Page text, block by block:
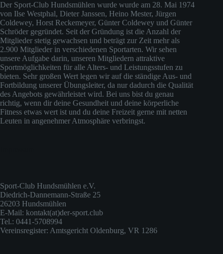
Der Sport-Club Hundsmühlen wurde wurde am 28. Mai 1974
von Ilse Westphal, Dieter Janssen, Heino Mester, Jürgen
Coldewey, Horst Reckemeyer, Günter Coldewey und Günter
Schröder gegründet. Seit der Gründung ist die Anzahl der
Mitglieder stetig gewachsen und beträgt zur Zeit mehr als
2.900 Mitglieder in verschiedenen Sportarten. Wir sehen
unsere Aufgabe darin, unseren Mitgliedern attraktive
Sportmöglichkeiten für alle Alters- und Leistungsstufen zu
bieten. Sehr großen Wert legen wir auf die ständige Aus- und
Fortbildung unserer Übungsleiter, da nur dadurch die Qualität
des Angebots gewährleistet wird. Bei uns bist du genau
richtig, wenn dir deine Gesundheit und deine körperliche
Fitness etwas wert ist und du deine Freizeit gerne mit netten
Leuten in angenehmer Atmosphäre verbringst.
Sport-Club Hundsmühlen e.V.
Diedrich-Dannemann-Straße 25
26203 Hundsmühlen
E-Mail: kontakt(at)der-sport.club
Tel.: 0441-5708994
Vereinsregister: Amtsgericht Oldenburg, VR 1286